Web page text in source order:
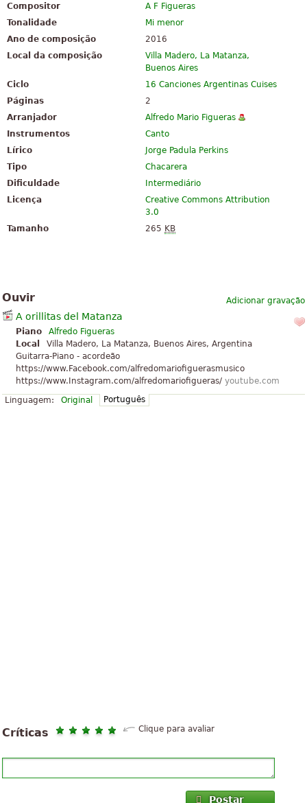
Compositor
A F Figueras
Tonalidade
Mi menor
Ano de composição
2016
Local da composição
Villa Madero, La Matanza,
Buenos Aires
Ciclo
16 Canciones Argentinas Cuises
Páginas
2
Arranjador
Alfredo Mario Figueras
Instrumentos
Canto
Lírico
Jorge Padula Perkins
Tipo
Chacarera
Dificuldade
Intermediário
Licença
Creative Commons Attribution
3.0
Tamanho
265 KB
Adicionar gravação
Ouvir
A orillitas del Matanza
Piano
Alfredo Figueras
Local
Villa Madero, La Matanza, Buenos Aires, Argentina
Guitarra-Piano - acordeão
https://www.Facebook.com/alfredomariofiguerasmusico
https://www.Instagram.com/alfredomariofigueras/ youtube.com
Linguagem:
Original Português
Críticas Clique para avaliar
Postar